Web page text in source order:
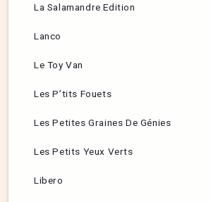
La Salamandre Edition
Lanco
Le Toy Van
Les P’tits Fouets
Les Petites Graines De Génies
Les Petits Yeux Verts
Libero